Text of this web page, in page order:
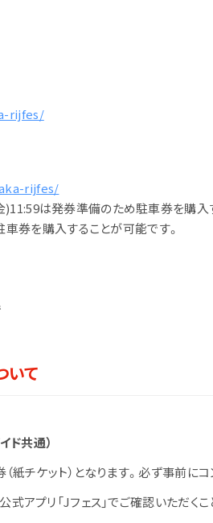
rijfes/
rijfes/
は発券準備のため駐車券を購入す
券を購入することが可能です。
いて
ド共通）
紙チケット）となります。必ず事前に
アプリ「Jフェス」でご確認いただく